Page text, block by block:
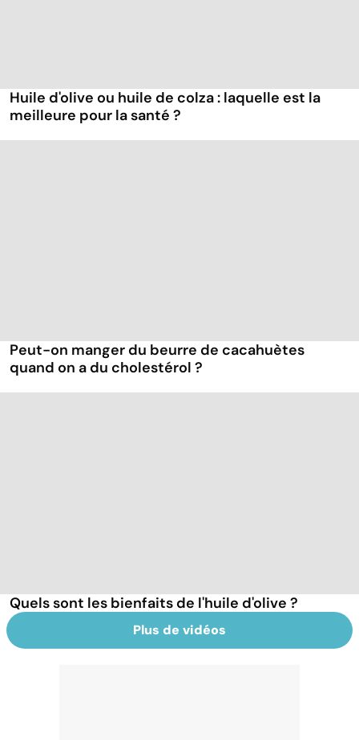
Huile d'olive ou huile de colza : laquelle est la
meilleure pour la santé ?
Peut-on manger du beurre de cacahuètes
quand on a du cholestérol ?
Quels sont les bienfaits de l'huile d'olive ?
Plus de vidéos